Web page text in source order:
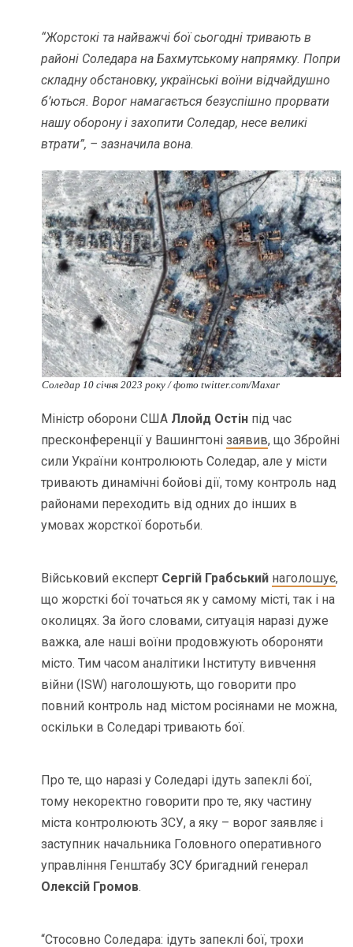
“Жорстокі та найважчі бої сьогодні тривають в
районі Соледара на Бахмутському напрямку. Попри
складну обстановку, українські воїни відчайдушно
б’ються. Ворог намагається безуспішно прорвати
нашу оборону і захопити Соледар, несе великі
втрати”, – зазначила вона.
Соледар 10 січня 2023 року / фото twitter.com/Maxar
Міністр оборони США Ллойд Остін під час
пресконференції у Вашингтонізаявив, що Збройні
сили України контролюють Соледар, але у місти
тривають динамічні бойові дії, тому контроль над
районами переходить від одних до інших в
умовах жорсткої боротьби.
Військовий експерт Сергій Грабський наголошує,
що жорсткі бої точаться як у самому місті, так і на
околицях. За його словами, ситуація наразі дуже
важка, але наші воїни продовжують обороняти
місто. Тим часом аналітики Інституту вивчення
війни (ISW) наголошують, що говорити про
повний контроль над містом росіянами не можна,
оскільки в Соледарі тривають бої.
Про те, що наразі у Соледарі ідуть запеклі бої,
тому некоректно говорити про те, яку частину
міста контролюють ЗСУ, а яку – ворог заявляє і
заступник начальника Головного оперативного
управління Генштабу ЗСУ бригадний генерал
Олексій Громов.
“Стосовно Соледара: ідуть запеклі бої, трохи